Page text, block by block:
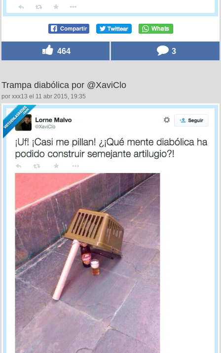
464 3
Trampa diabólica por @XaviClo
por xxx13 el 11 abr 2015, 19:35